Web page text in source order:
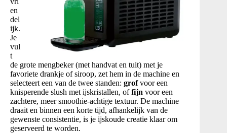
en
del
ijk.
Je
vul
t
de grote mengbeker (met handvat en tuit) met je
favoriete drankje of siroop, zet hem in de machine en
selecteert een van de twee standen: grofvoor een
knisperende slush met ijskristallen, offijn voor een
zachtere, meer smoothie-achtige textuur. De machine
draait en binnen een korte tijd, afhankelijk van de
gewenste consistentie, is je ijskoude creatie klaar om
geserveerd te worden.